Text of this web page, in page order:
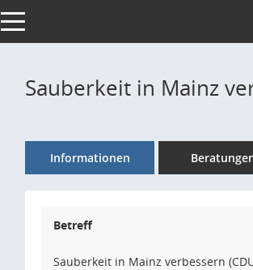
Toggle navigation
Sauberkeit in Mainz
Informationen
Betreff
Sauberkeit in Mainz verbessern